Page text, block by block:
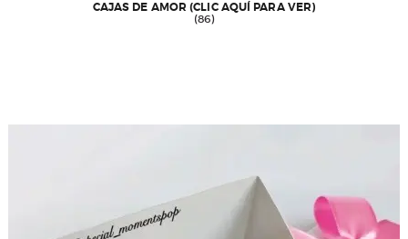
CAJAS DE AMOR (CLIC AQUÍ PARA VER)
(86)